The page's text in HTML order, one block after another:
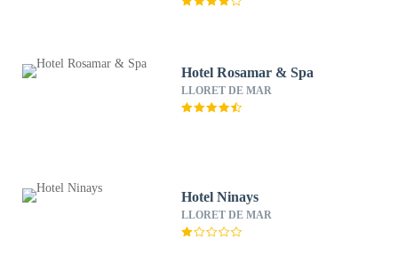
Hotel Rosamar & Spa
LLORET DE MAR
Hotel Ninays
LLORET DE MAR